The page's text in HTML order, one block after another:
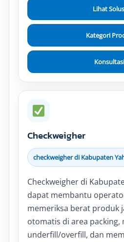
Lihat
Kategori
Konsultasi
Checkweigher
checkweigher di Kabupaten
Checkweigher di
dapat membantu
memeriksa berat produk
otomatis di area packing,
underfill/overfill, dan